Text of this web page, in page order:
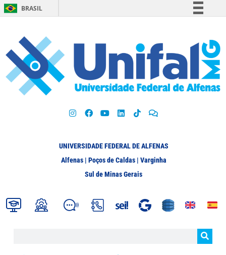
BRASIL
Participe
Acesso à informação
Legislação
UNIVERSIDADE FEDERAL DE ALFENAS
Alfenas | Poços de Caldas | Varginha
Sul de Minas Gerais